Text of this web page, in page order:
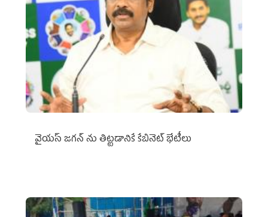
వైయ‌స్ జగన్‌ ను తిట్టడానికే కేబినెట్‌ భేటీలు